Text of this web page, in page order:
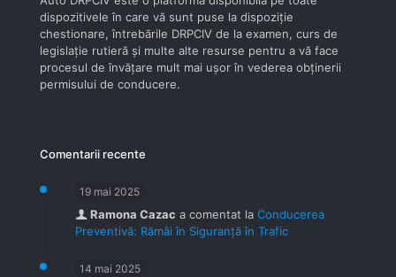
dispozitivele în care vă sunt puse la dispoziţie
chestionare, întrebările DRPCIV de la examen, curs de
legislaţie rutieră şi multe alte resurse pentru a vă face
procesul de învăţare mult mai uşor în vederea obţinerii
permisului de conducere.
Comentarii recente
19 mai 2025
Ramona Cazac a comentat la Conducerea
Preventivă: Rămâi în Siguranță în Trafic
14 mai 2025